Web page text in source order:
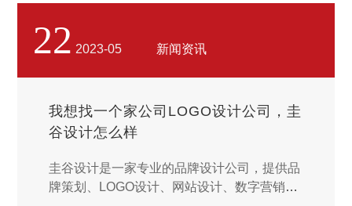
22 2023-05 新闻资讯
我想找一个家公司LOGO设计公司，圭
谷设计怎么样
圭谷设计是一家专业的品牌设计公司，提供品
牌策划、LOGO设计、网站设计、数字营销等